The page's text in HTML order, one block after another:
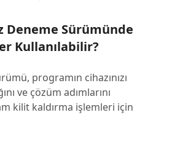
Deneme Sürümünde
Kullanılabilir?
programın cihazınızı
ve çözüm adımlarını
kilit kaldırma işlemleri için